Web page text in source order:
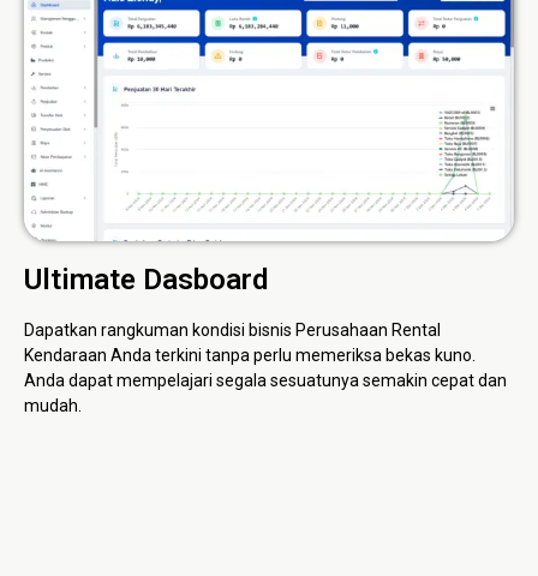
Ultimate Dasboard
Dapatkan rangkuman kondisi bisnis Perusahaan Rental
Kendaraan Anda terkini tanpa perlu memeriksa bekas kuno.
Anda dapat mempelajari segala sesuatunya semakin cepat dan
mudah.